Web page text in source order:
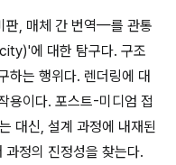
판, 매체 간 번역—를 관통
에 대한 탐구다. 구조
하는 행위다. 렌더링에 대
용이다. 포스트-미디엄 접
대신, 설계 과정에 내재된
과정의 진정성을 찾는다.